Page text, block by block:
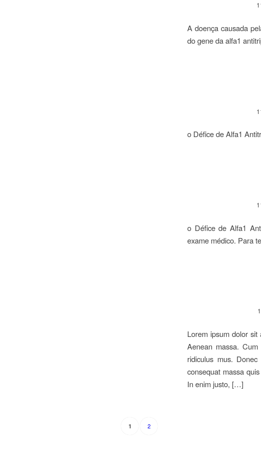
A doença causada
do gene da alfa1
o Défice de Alfa1
o Défice de Alfa1
exame médico. Para
Lorem ipsum dolor sit
Aenean massa.
ridiculus mus.
consequat massa
In enim justo, […]
1 2